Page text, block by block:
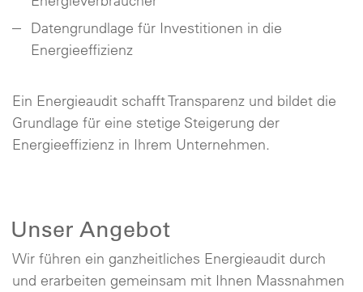
Datengrundlage für Investitionen in die
Energieeffizienz
Ein Energieaudit schafft Transparenz und bildet die
Grundlage für eine stetige Steigerung der
Energieeffizienz in Ihrem Unternehmen.
Unser Angebot
Wir führen ein ganzheitliches Energieaudit durch
und erarbeiten gemeinsam mit Ihnen Massnahmen